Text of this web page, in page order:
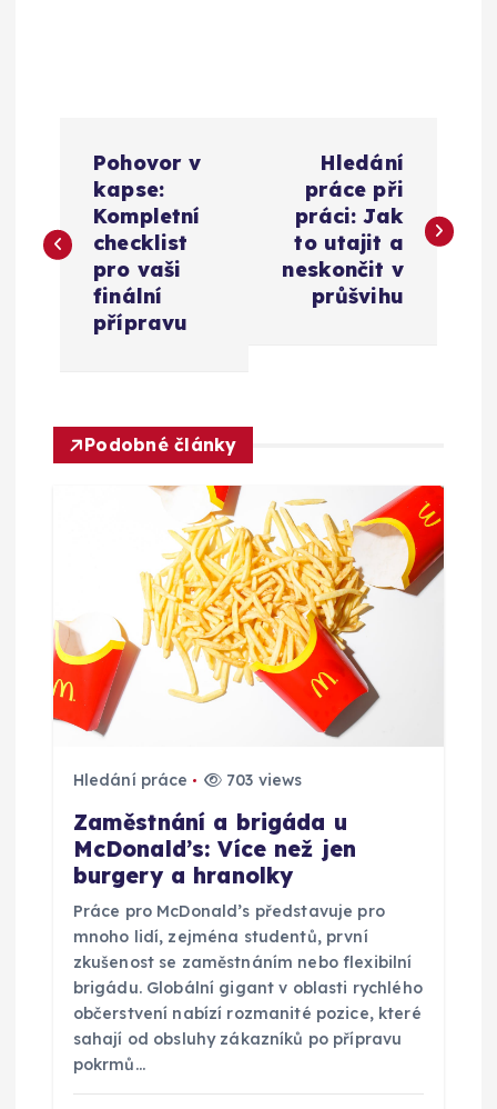
v
a
c
r
o
p
Pohovor v
kapse:
Kompletní
checklist
pro vaši
finální
přípravu
Hledání
práce při
práci: Jak
to utajit a
neskončit v
průšvihu
Podobné články
Hledání práce 703 views
Zaměstnání a brigáda u
McDonald’s: Více než jen
burgery a hranolky
Práce pro McDonald’s představuje pro
mnoho lidí, zejména studentů, první
zkušenost se zaměstnáním nebo flexibilní
brigádu. Globální gigant v oblasti rychlého
občerstvení nabízí rozmanité pozice, které
sahají od obsluhy zákazníků po přípravu
pokrmů…